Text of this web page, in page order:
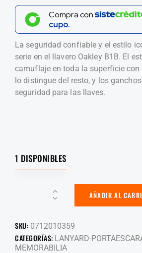
Compra con
cupo.
La seguridad confiable y el estilo
serie en el llavero Oakley B1B. El
camuflaje en toda la superficie con
lo distingue del resto, y los
seguridad para las llaves.
1 DISPONIBLES
AÑADIR AL
SKU: 0712010359
CATEGORÍAS: LANYARD-
MEMORABILIA